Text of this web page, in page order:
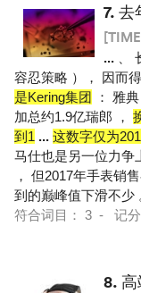
7. 去
... 、
容忍策略 ）， 因而
是Kering集团 ： 雅
加总约1.9亿瑞郎 ，
到1 ... 这数字仅为
马仕也是另一位力争
， 但2017年手表销
到的巅峰值下滑不少
符合词目： 3 - 记
8.